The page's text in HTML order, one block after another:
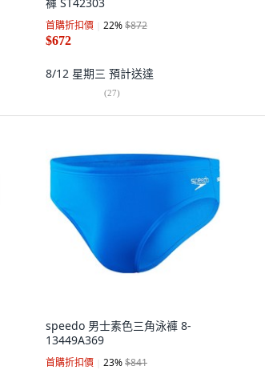
首購折扣價 22%$872
$672
8/12 星期三 預計送達
(27)
speedo 男士素色三角泳褲 8-
13449A369
首購折扣價 23%$841